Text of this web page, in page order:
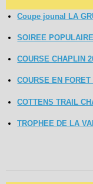
Coupe jounal LA
SOIREE
COURSE CHAPLIN
COURSE EN
COTTENS TRAIL
TROPHEE DE LA